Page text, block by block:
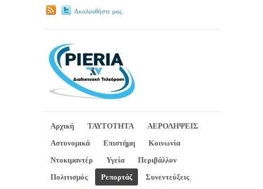
Ακολουθήστε μας.
Αρχική ΤΑΥΤΟΤΗΤΑ
ΑΕΡΟΛΗΨΕΙΣ
Αστυνομικά
Επιστήμη
Κοινωνία
Ντοκιμαντέρ
Υγεία
Περιβάλλον
Πολιτισμός
Ρεπορτάζ
Συνεντεύξεις